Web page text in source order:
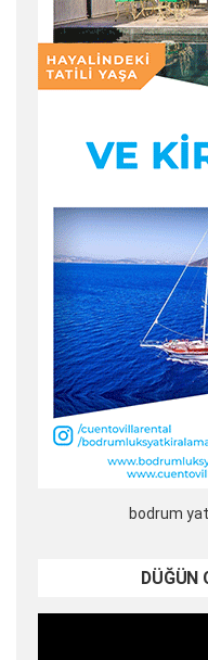
bodrum
DÜĞÜN